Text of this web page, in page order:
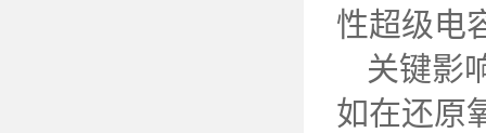
性超级电
关键影
如在还原